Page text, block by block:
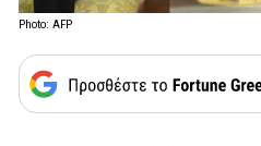
Photo: AFP